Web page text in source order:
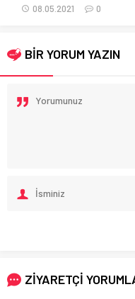
08.05.2021
0
BİR YORUM YAZIN
ZİYARETÇİ